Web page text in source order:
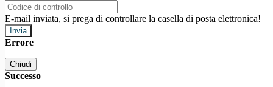
E-mail inviata, si prega di controllare la casella di posta elettronica!
Errore
Chiudi
Successo